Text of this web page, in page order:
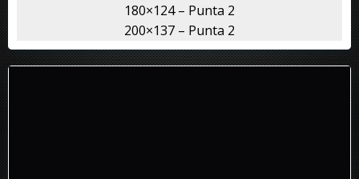
180×124 – Punta 2
200×137 – Punta 2